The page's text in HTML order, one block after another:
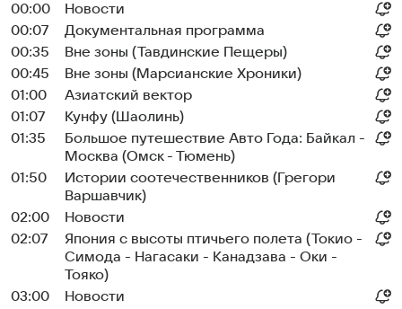
00:00
Новости
00:07
Документальная программа
00:35
Вне зоны (Тавдинские Пещеры)
00:45
Вне зоны (Марсианские Хроники)
01:00
Азиатский вектор
01:07
Кунфу (Шаолинь)
01:35
Большое путешествие Авто Года: Байкал -
Москва (Омск - Тюмень)
01:50
Истории соотечественников (Грегори
Варшавчик)
02:00
Новости
02:07
Япония с высоты птичьего полета (Токио -
Симода - Нагасаки - Канадзава - Оки -
Тояко)
03:00
Новости